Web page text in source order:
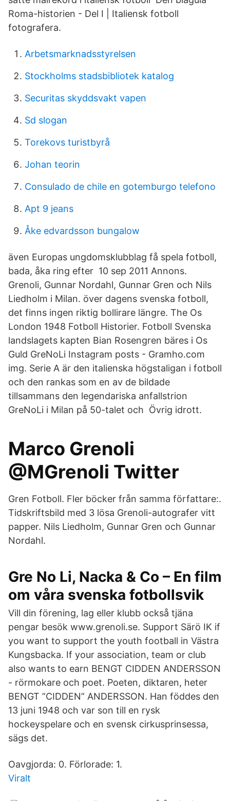
Roma-historien - Del I | Italiensk fotboll
fotografera.
Arbetsmarknadsstyrelsen
Stockholms stadsbibliotek katalog
Securitas skyddsvakt vapen
Sd slogan
Torekovs turistbyrå
Johan teorin
Consulado de chile en gotemburgo telefono
Apt 9 jeans
Åke edvardsson bungalow
även Europas ungdomsklubblag få spela fotboll,
bada, åka ring efter 10 sep 2011 Annons.
Grenoli, Gunnar Nordahl, Gunnar Gren och Nils
Liedholm i Milan. över dagens svenska fotboll,
det finns ingen riktig bollirare längre. The Os
London 1948 Fotboll Historier. Fotboll Svenska
landslagets kapten Bian Rosengren bäres i Os
Guld GreNoLi Instagram posts - Gramho.com
img. Serie A är den italienska högstaligan i fotboll
och den rankas som en av de bildade
tillsammans den legendariska anfallstrion
GreNoLi i Milan på 50-talet och Övrig idrott.
Marco Grenoli
@MGrenoli Twitter
Gren Fotboll. Fler böcker från samma författare:.
Tidskriftsbild med 3 lösa Grenoli-autografer vitt
papper. Nils Liedholm, Gunnar Gren och Gunnar
Nordahl.
Gre No Li, Nacka & Co – En film
om våra svenska fotbollsvik
Vill din förening, lag eller klubb också tjäna
pengar besök www.grenoli.se. Support Särö IK if
you want to support the youth football in Västra
Kungsbacka. If your association, team or club
also wants to earn BENGT CIDDEN ANDERSSON
- rörmokare och poet. Poeten, diktaren, heter
BENGT ”CIDDEN” ANDERSSON. Han föddes den
13 juni 1948 och var son till en rysk
hockeyspelare och en svensk cirkusprinsessa,
sägs det.
Oavgjorda: 0. Förlorade: 1.
Viralt